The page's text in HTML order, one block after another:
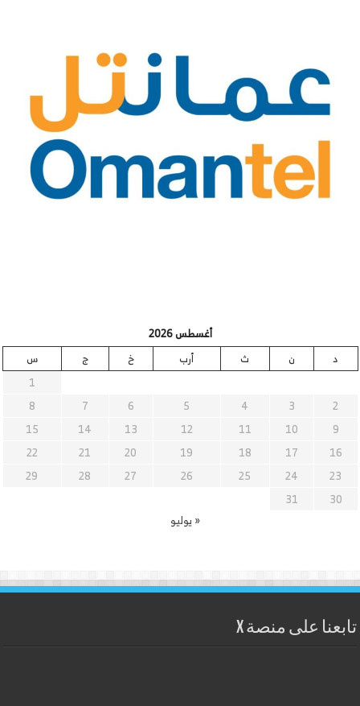
أغسطس 2026
د
ن ث أرب خ ج
س
1
2
3
4
5
6
7
8
9
10
11
12
13
14
15
16
17
18
19
20
21
22
23
24
25
26
27
28
29
30
31
« يوليو
تابعنا على منصة X